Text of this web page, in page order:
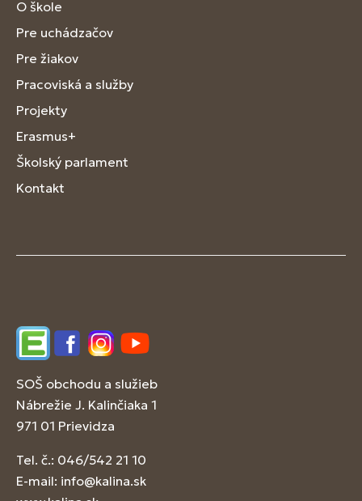
O škole
Pre uchádzačov
Pre žiakov
Pracoviská a služby
Projekty
Erasmus+
Školský parlament
Kontakt
EdupageFacebookInstagram
YouTube
SOŠ obchodu a služieb
Nábrežie J. Kalinčiaka 1
971 01 Prievidza
Tel. č.: 046/542 21 10
E-mail: info@kalina.sk